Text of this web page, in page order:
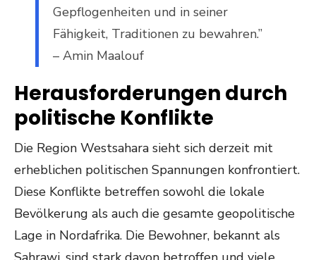
Gepflogenheiten und in seiner
Fähigkeit, Traditionen zu bewahren.”
– Amin Maalouf
Herausforderungen durch
politische Konflikte
Die Region Westsahara sieht sich derzeit mit
erheblichen politischen Spannungen konfrontiert.
Diese Konflikte betreffen sowohl die lokale
Bevölkerung als auch die gesamte geopolitische
Lage in Nordafrika. Die Bewohner, bekannt als